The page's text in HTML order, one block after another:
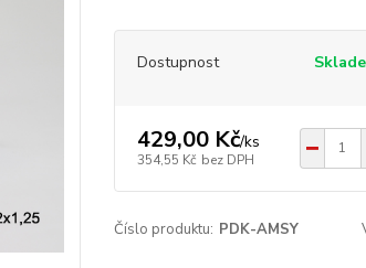
Dostupnost
429,00 Kč/ks
354,55 Kč bez DPH
Číslo produktu: PDK-AMSY